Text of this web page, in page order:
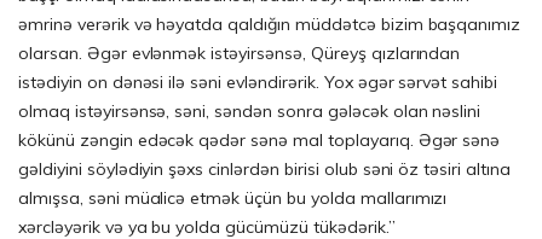
əmrinə verərik və həyatda qaldığın müddətcə bizim başqanımız
olarsan. Əgər evlənmək is­təyirsənsə, Qüreyş qızlarından
istədiyin on dənəsi ilə səni evləndirərik. Yox əgər sərvət sahibi
olmaq istəyirsənsə, səni, səndən sonra gələcək olan nəslini
kökünü zəngin edəcək qədər sənə mal toplayarıq. Əgər sənə
gəldiyini söylədiyin şəxs cinlərdən birisi olub səni öz təsiri altına
almışsa, səni müalicə etmək üçün bu yolda mallarımızı
xərcləyərik və ya bu yolda gücümüzü tükədərik.”